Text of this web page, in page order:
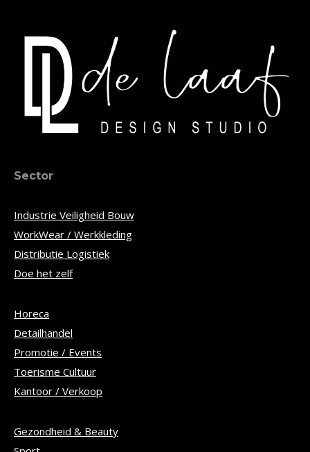
Sector
Industrie Veiligheid Bouw
WorkWear / Werkkleding
Distributie Logistiek
Doe het zelf
Horeca
Detailhandel
Promotie / Events
Toerisme Cultuur
Kantoor / Verkoop
Gezondheid & Beauty